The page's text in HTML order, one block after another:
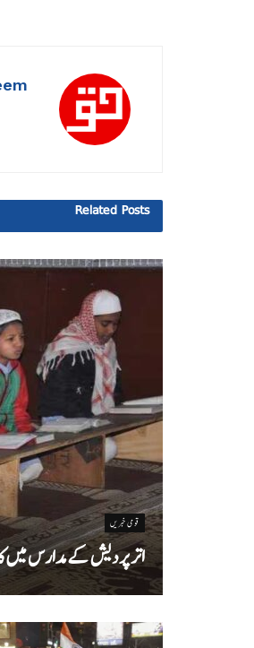
Related Posts
قومی خبریں
اتر پردیش کےمدارس میں